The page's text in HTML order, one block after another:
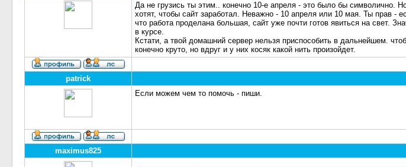
Да не грузись ты этим.. конечно 10-е апреля - это было бы символично.
хотят, чтобы сайт заработал. Неважно - 10 апреля или 10 мая. Ты прав -
что работа проделана большая, сайт уже почти готов явиться на свет.
в курсе.
Кстати, а твой домашний сервер нельзя приспособить в дальнейшем.
конечно круто, но вдруг и у них косяк какой нить произойдет.
patrick
Если можем чем то помочь - пиши.
maximus825